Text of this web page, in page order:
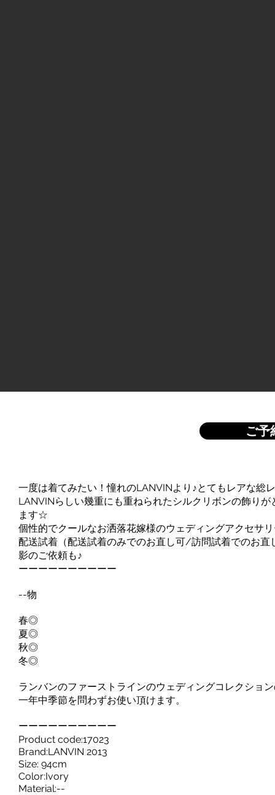
ご予
一度は着てみたい！憧れのLANVINより♪とてもレアな総
LANVINらしい幾重にも重ねられたシルクリボンの飾り
ます☆
個性的でクールなお洒落花嫁様のウェディングアクセサ
配送試着（配送試着のみでのお直し可/訪問試着でのお
影のご依頼も♪
ーーーーーーーーーー
--物
春◎
夏◎
秋◎
冬◎
ランバンのファーストラインのウェディングコレクショ
一年中季節を問わずお使い頂けます。
ーーーーーーーーーー
Product code:17023
Brand:LANVIN 2013
Size: 94cm
Color:Ivory
Material:--